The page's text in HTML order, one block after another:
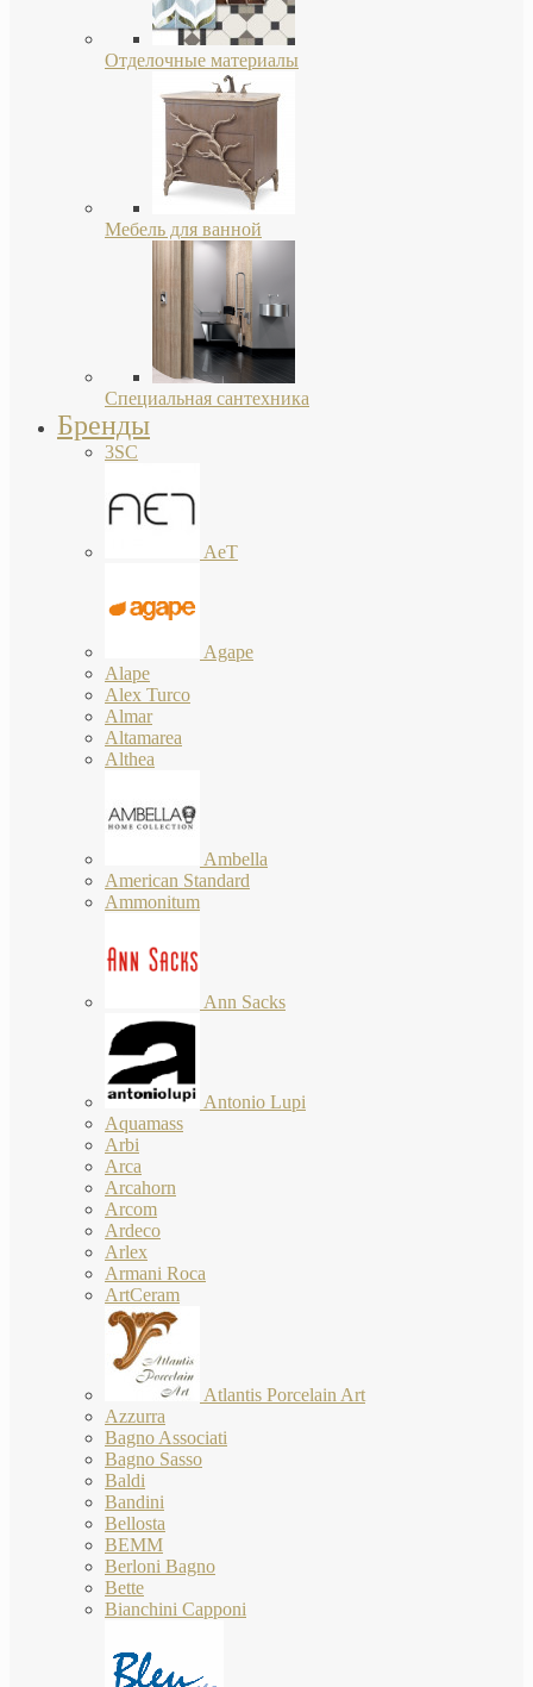
Отделочные материалы
Мебель для ванной
Специальная сантехника
Бренды
3SC
AeT
Agape
Alape
Alex Turco
Almar
Altamarea
Althea
Ambella
American Standard
Ammonitum
Ann Sacks
Antonio Lupi
Aquamass
Arbi
Arca
Arcahorn
Arcom
Ardeco
Arlex
Armani Roca
ArtCeram
Atlantis Porcelain Art
Azzurra
Bagno Associati
Bagno Sasso
Baldi
Bandini
Bellosta
BEMM
Berloni Bagno
Bette
Bianchini Capponi